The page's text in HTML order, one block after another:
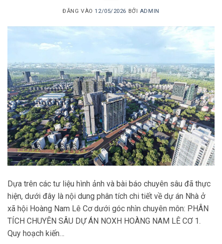
ĐĂNG VÀO12/05/2026 BỞI ADMIN
Dựa trên các tư liệu hình ảnh và bài báo chuyên sâu đã thực
hiện, dưới đây là nội dung phân tích chi tiết về dự án Nhà ở
xã hội Hoàng Nam Lê Cơ dưới góc nhìn chuyên môn: PHÂN
TÍCH CHUYÊN SÂU DỰ ÁN NOXH HOÀNG NAM LÊ CƠ 1.
Quy hoạch kiến…